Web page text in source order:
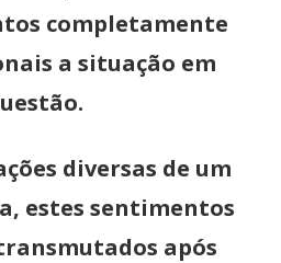
completamente
a situação em
diversas de um
estes sentimentos
após